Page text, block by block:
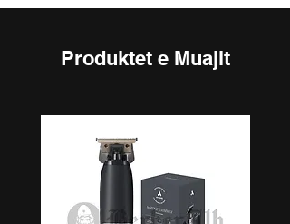
Produktet e Muajit